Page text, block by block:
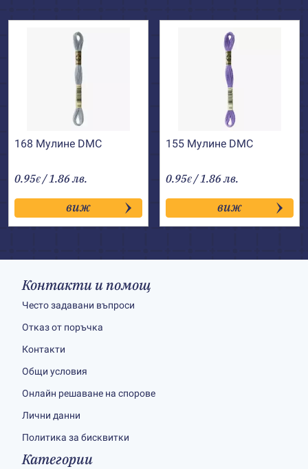
168 Мулине DMC
0.95€ / 1.86 лв.
виж
155 Мулине DMC
0.95€ / 1.86 лв.
виж
Контакти и помощ
Често задавани въпроси
Отказ от поръчка
Контакти
Общи условия
Онлайн решаване на спорове
Лични данни
Политика за бисквитки
Категории